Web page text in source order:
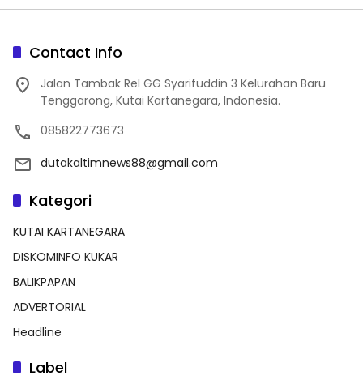
Contact Info
Jalan Tambak Rel GG Syarifuddin 3 Kelurahan Baru
Tenggarong, Kutai Kartanegara, Indonesia.
085822773673
dutakaltimnews88@gmail.com
Kategori
KUTAI KARTANEGARA
DISKOMINFO KUKAR
BALIKPAPAN
ADVERTORIAL
Headline
Label